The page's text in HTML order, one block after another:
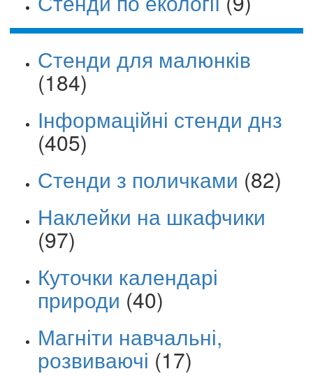
Стенди для малюнків
(184)
Інформаційні стенди днз
(405)
Стенди з поличками (82)
Наклейки на шкафчики
(97)
Куточки календарі
природи (40)
Магніти навчальні,
розвиваючі (17)